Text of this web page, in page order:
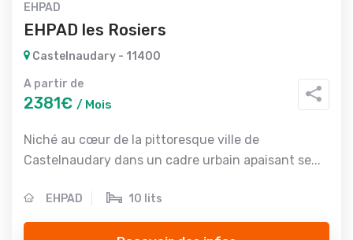
EHPAD
EHPAD les Rosiers
Castelnaudary - 11400
A partir de
2381€ / Mois
Niché au cœur de la pittoresque ville de
Castelnaudary dans un cadre urbain apaisant se...
EHPAD 10 lits